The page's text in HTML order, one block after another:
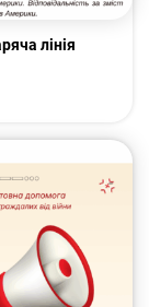
лінія